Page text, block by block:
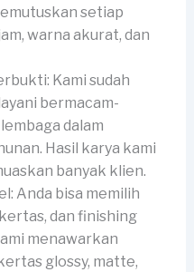
setiap
warna akurat, dan
Kami sudah
bermacam-
dalam
Hasil karya kami
banyak klien.
Anda bisa memilih
dan finishing
menawarkan
glossy, matte,